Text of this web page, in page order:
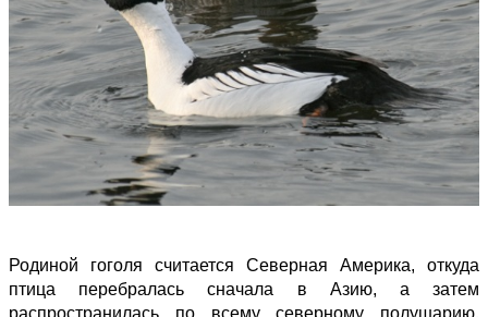
Родиной гоголя считается Северная Америка, откуда
птица перебралась сначала в Азию, а затем